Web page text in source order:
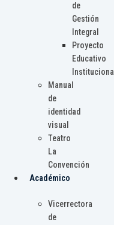
de
Gestión
Integral
Proyecto
Educativo
Institucional
Manual
de
identidad
visual
Teatro
La
Convención
Académico
Vicerrectora
de